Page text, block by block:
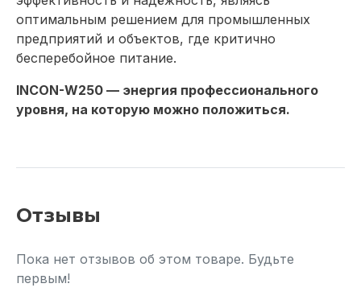
оптимальным решением для промышленных
предприятий и объектов, где критично
бесперебойное питание.
INCON-W250 — энергия профессионального
уровня, на которую можно положиться.
Отзывы
Пока нет отзывов об этом товаре. Будьте
первым!